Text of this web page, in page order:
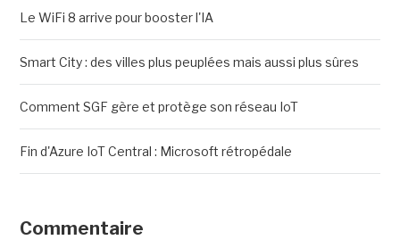
Le WiFi 8 arrive pour booster l'IA
Smart City : des villes plus peuplées mais aussi plus sûres
Comment SGF gère et protège son réseau IoT
Fin d'Azure IoT Central : Microsoft rétropédale
Commentaire